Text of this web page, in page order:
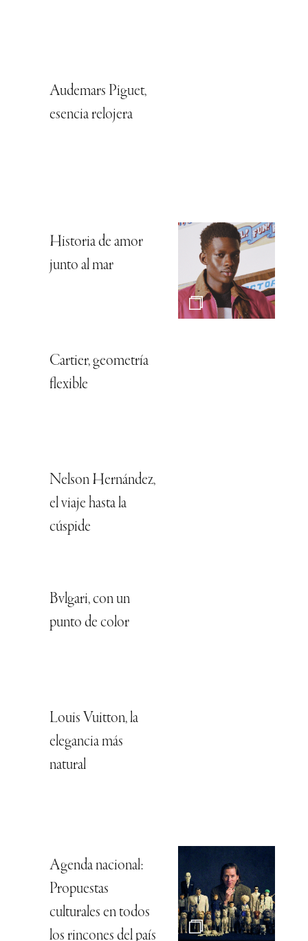
Audemars Piguet,
esencia relojera
Historia de amor
junto al mar
Cartier, geometría
flexible
Nelson Hernández,
el viaje hasta la
cúspide
Bvlgari, con un
punto de color
Louis Vuitton, la
elegancia más
natural
Agenda nacional:
Propuestas
culturales en todos
los rincones del país